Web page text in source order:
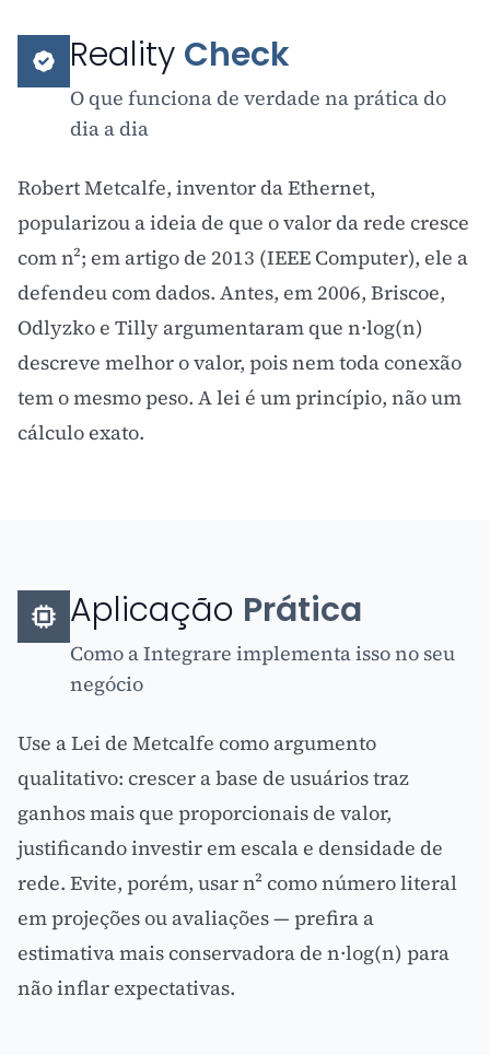
Reality Check
O que funciona de verdade na prática do
dia a dia
Robert Metcalfe, inventor da Ethernet,
popularizou a ideia de que o valor da rede cresce
com n²; em artigo de 2013 (IEEE Computer), ele a
defendeu com dados. Antes, em 2006, Briscoe,
Odlyzko e Tilly argumentaram que n·log(n)
descreve melhor o valor, pois nem toda conexão
tem o mesmo peso. A lei é um princípio, não um
cálculo exato.
Aplicação Prática
Como a Integrare implementa isso no seu
negócio
Use a Lei de Metcalfe como argumento
qualitativo: crescer a base de usuários traz
ganhos mais que proporcionais de valor,
justificando investir em escala e densidade de
rede. Evite, porém, usar n² como número literal
em projeções ou avaliações — prefira a
estimativa mais conservadora de n·log(n) para
não inflar expectativas.